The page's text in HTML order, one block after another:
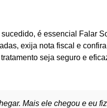
é essencial Falar
exija nota fiscal e
seja seguro e
Mais ele chegou e eu